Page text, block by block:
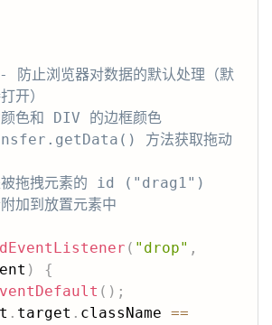
止浏览器对数据的默认处理（默
开）
颜色和 DIV 的边框颜色
方法获取拖动
被拖拽元素的 id ("drag1")
加到放置元素中
( "drop" ,
)
{
( ) ;
. target . className ==